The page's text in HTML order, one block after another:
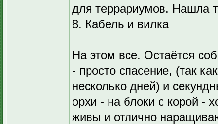
для террариумов. Нашла
8. Кабель и вилка
На этом все. Остаётся
- просто спасение, (так
несколько дней) и
орхи - на блоки с корой -
живы и отлично